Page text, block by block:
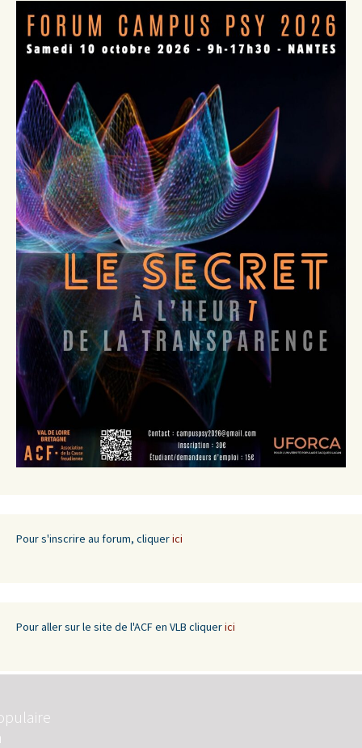
Pour s'inscrire au forum, cliquerici
Pour aller sur le site de l'ACF en VLB cliquerici